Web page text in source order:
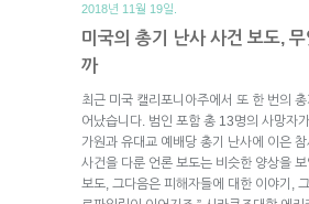
2018년 11월 19일.
미국의 총기 난사 사건 보도,
까
최근 미국 캘리포니아주에서 또 한 번의
어났습니다. 범인 포함 총 13명의 사망자
가원과 유대교 예배당 총기 난사에 이은
사건을 다룬 언론 보도는 비슷한 양상을 보
보도, 그다음은 피해자들에 대한 이야기,